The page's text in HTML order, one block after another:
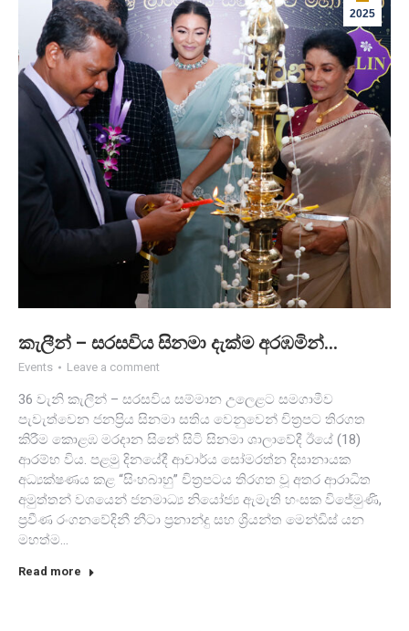
2025
කැලීන් – සරසවිය සිනමා දැක්ම අරඹමින්…
Events Leave a comment
36 වැනි කැලීන් – සරසවිය සම්මාන උලෙළට සමගාමීව
පැවැත්වෙන ජනප්‍රිය සිනමා සතිය වෙනුවෙන් චිත්‍රපට තිරගත
කිරීම කොළඹ මරදාන සිනේ සිටි සිනමා ශාලාවේදී ඊයේ (18)
ආරම්භ විය. පළමු දිනයේදී ආචාර්ය සෝමරත්න දිසානායක
අධ්‍යක්ෂණය කළ “සිංහබාහු” චිත්‍රපටය තිරගත වූ අතර ආරාධිත
අමුත්තන් වශයෙන් ජනමාධ්‍ය නියෝජ්‍ය ඇමැති හංසක විජේමුණි,
ප්‍රවීණ රංගනවේදිනී නීටා ප්‍රනාන්දු සහ ශ්‍රියන්ත මෙන්ඩිස් යන
මහත්ම…
Read more